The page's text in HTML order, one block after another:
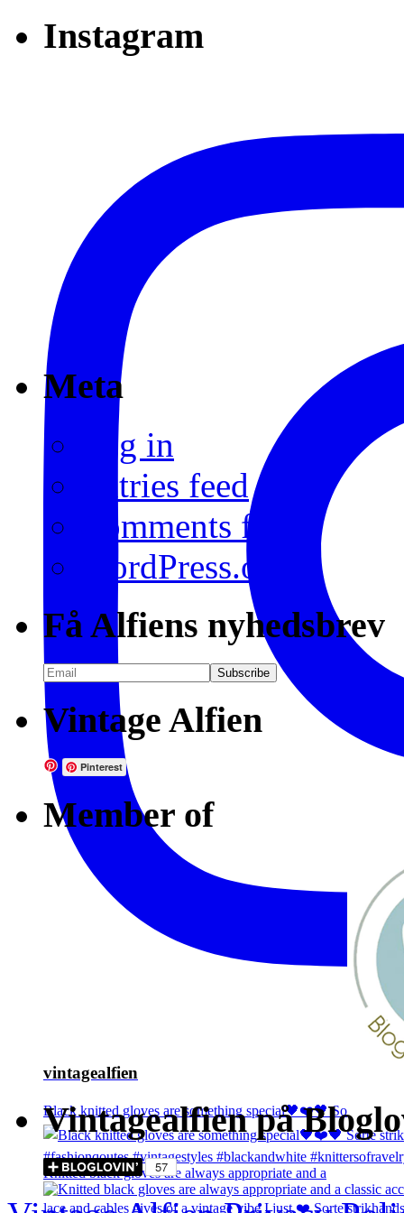
Instagram
vintagealfien
Black knitted gloves are something special🖤❤️🖤 So
Knitted black gloves are always appropriate and a
Meta
Log in
Entries feed
Comments feed
WordPress.org
Få Alfiens nyhedsbrev
Vintage Alfien
Pinterest
Member of
Vintagealfien på